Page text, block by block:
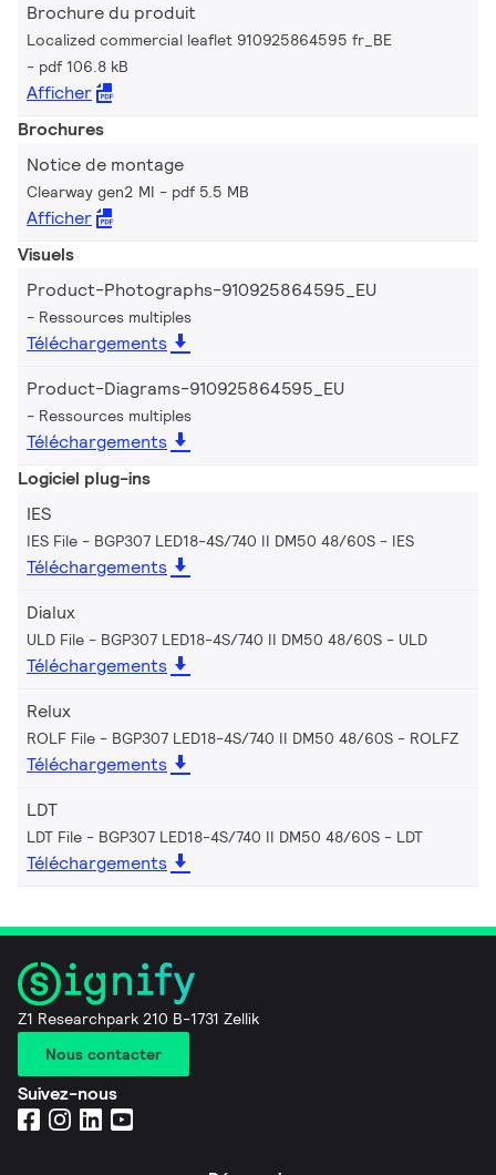
Brochure du produit
Localized commercial leaflet 910925864595 fr_BE
pdf 106.8 kB
Afficher
Brochures
Notice de montage
Clearway gen2 MI pdf 5.5 MB
Afficher
Visuels
Product-Photographs-910925864595_EU
Ressources multiples
Téléchargements
Product-Diagrams-910925864595_EU
Ressources multiples
Téléchargements
Logiciel plug-ins
IES
IES File - BGP307 LED18-4S/740 II DM50 48/60S IES
Téléchargements
Dialux
ULD File - BGP307 LED18-4S/740 II DM50 48/60S ULD
Téléchargements
Relux
ROLF File - BGP307 LED18-4S/740 II DM50 48/60S ROLFZ
Téléchargements
LDT
LDT File - BGP307 LED18-4S/740 II DM50 48/60S LDT
Téléchargements
Z1 Researchpark 210 B-1731 Zellik
Nous contacter
Suivez-nous